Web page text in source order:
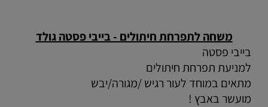
משחה לתפרחת חיתולים - בייבי פסטה גולד
בייבי פסטה
למניעת תפרחת חיתולים
מתאים במוחד לעור רגיש /מגורה/יבש
מועשר באבץ !